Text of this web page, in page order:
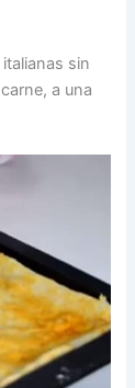
sin
a una